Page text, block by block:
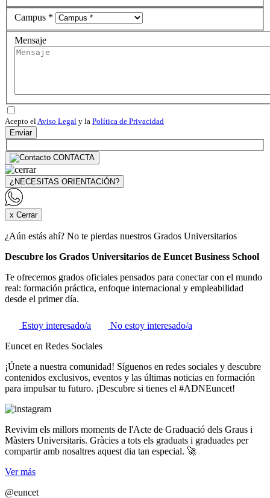
Campus *
Mensaje
Acepto elAviso Legal y la Política de Privacidad
Enviar
CONTACTA
¿NECESITAS ORIENTACIÓN?
x Cerrar
¿Aún estás ahí? No te pierdas nuestros Grados Universitarios
Descubre los Grados Universitarios de Euncet Business School
Te ofrecemos grados oficiales pensados para conectar con el mundo
real: formación práctica, enfoque internacional y empleabilidad
desde el primer día.
Estoy interesado/a
No estoy interesado/a
Euncet en Redes Sociales
¡Únete a nuestra comunidad! Síguenos en redes sociales y descubre
contenidos exclusivos, eventos y las últimas noticias en formación
para impulsar tu futuro. ¡Descubre si tienes el #ADNEuncet!
Revivim els millors moments de l'Acte de Graduació dels Graus i
Màsters Universitaris. Gràcies a tots els graduats i graduades per
compartir amb nosaltres aquest dia tan especial. 🚀
Ver más
@euncet